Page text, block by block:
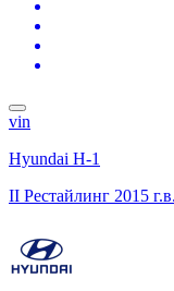
vin
Hyundai H-1
II Рестайлинг 2015 г.в.